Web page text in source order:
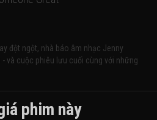
đột ngột, nhà báo âm nhạc Jenny
và cuộc phiêu lưu cuối cùng với những
phim này